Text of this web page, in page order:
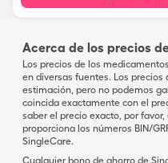
Acerca de los precios
Los precios de los
en diversas fuentes. Los
estimación, pero no podemos
coincida exactamente con el
saber el precio exacto, por
proporciona los números BIN/
SingleCare.
Cualquier bono de ahorro de